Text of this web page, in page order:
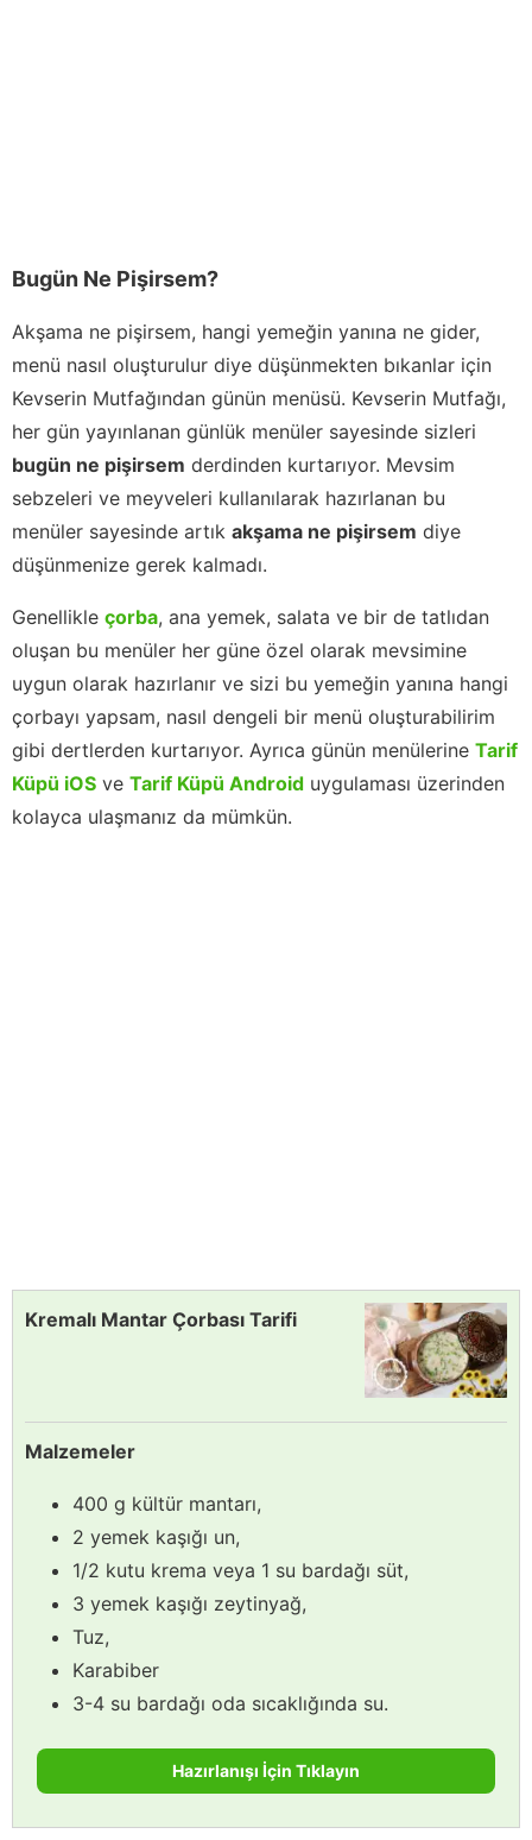
Bugün Ne Pişirsem?
Akşama ne pişirsem, hangi yemeğin yanına ne gider,
menü nasıl oluşturulur diye düşünmekten bıkanlar için
Kevserin Mutfağından günün menüsü. Kevserin Mutfağı,
her gün yayınlanan günlük menüler sayesinde sizleri
bugün ne pişirsem derdinden kurtarıyor. Mevsim
sebzeleri ve meyveleri kullanılarak hazırlanan bu
menüler sayesinde artık akşama ne pişirsem diye
düşünmenize gerek kalmadı.
Genellikle çorba, ana yemek, salata ve bir de tatlıdan
oluşan bu menüler her güne özel olarak mevsimine
uygun olarak hazırlanır ve sizi bu yemeğin yanına hangi
çorbayı yapsam, nasıl dengeli bir menü oluşturabilirim
gibi dertlerden kurtarıyor. Ayrıca günün menülerine Tarif
Küpü iOS ve Tarif Küpü Android uygulaması üzerinden
kolayca ulaşmanız da mümkün.
Kremalı Mantar Çorbası Tarifi
Malzemeler
400 g kültür mantarı,
2 yemek kaşığı un,
1/2 kutu krema veya 1 su bardağı süt,
3 yemek kaşığı zeytinyağ,
Tuz,
Karabiber
3-4 su bardağı oda sıcaklığında su.
Hazırlanışı İçin Tıklayın